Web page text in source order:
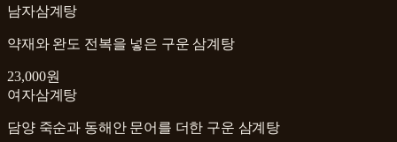
남자삼계탕
약재와 완도 전복을 넣은 구운 삼계탕
23,000원
여자삼계탕
담양 죽순과 동해안 문어를 더한 구운 삼계탕